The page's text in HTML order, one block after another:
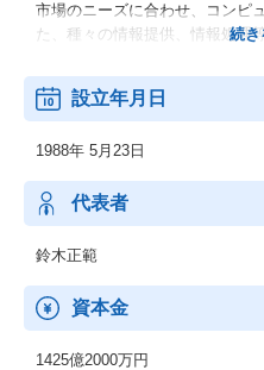
市場のニーズに合わせ、コンピ
た、種々の情報提供、情報処理
◆その他の事業：
顧客の経営上の問題点に係わる
設立年月日
1988年 5月23日
代表者
鈴木正範
資本金
1425億2000万円